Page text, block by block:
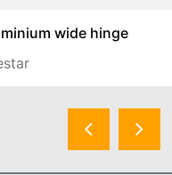
wide hinge